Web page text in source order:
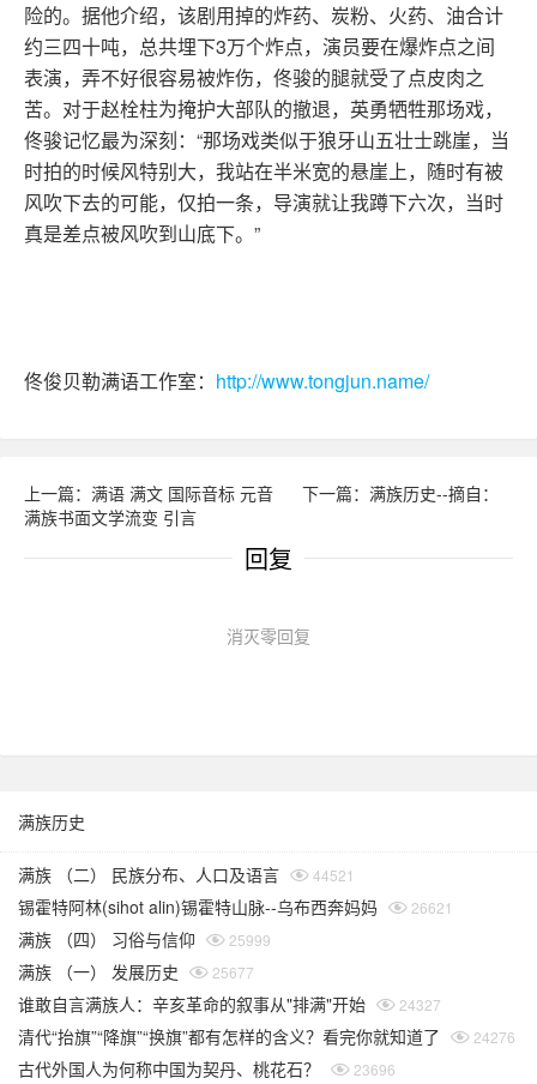
险的。据他介绍，该剧用掉的炸药、炭粉、火药、油合计
约三四十吨，总共埋下3万个炸点，演员要在爆炸点之间
表演，弄不好很容易被炸伤，佟骏的腿就受了点皮肉之
苦。对于赵栓柱为掩护大部队的撤退，英勇牺牲那场戏，
佟骏记忆最为深刻：“那场戏类似于狼牙山五壮士跳崖，当
时拍的时候风特别大，我站在半米宽的悬崖上，随时有被
风吹下去的可能，仅拍一条，导演就让我蹲下六次，当时
真是差点被风吹到山底下。”
佟俊贝勒满语工作室： http://www.tongjun.name/
上一篇：满语 满文 国际音标 元音
下一篇：满族历史--摘自：
满族书面文学流变 引言
回复
消灭零回复
满族历史
满族 （二） 民族分布、人口及语言 44521
锡霍特阿林(sihot alin)锡霍特山脉--乌布西奔妈妈 26621
满族 （四） 习俗与信仰 25999
满族 （一） 发展历史 25677
谁敢自言满族人：辛亥革命的叙事从"排满"开始 24327
清代“抬旗”“降旗”“换旗”都有怎样的含义？看完你就知道了 24276
古代外国人为何称中国为契丹、桃花石？ 23696